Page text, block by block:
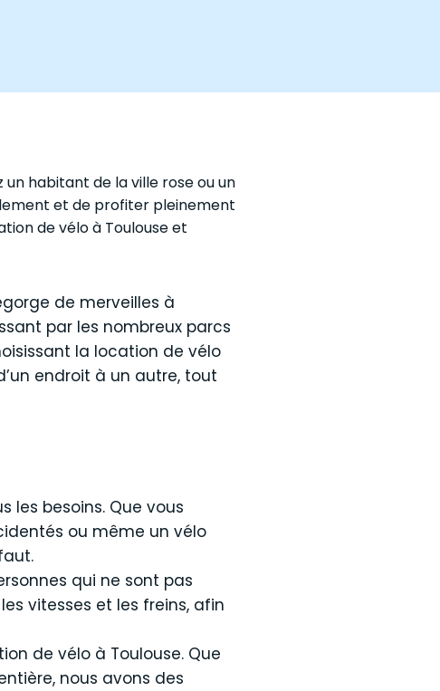
habitant de la ville rose ou un
et de profiter pleinement
de vélo à Toulouse et
de merveilles à
par les nombreux parcs
la location de vélo
endroit à un autre, tout
les besoins. Que vous
ou même un vélo
qui ne sont pas
vitesses et les freins, afin
de vélo à Toulouse. Que
nous avons des